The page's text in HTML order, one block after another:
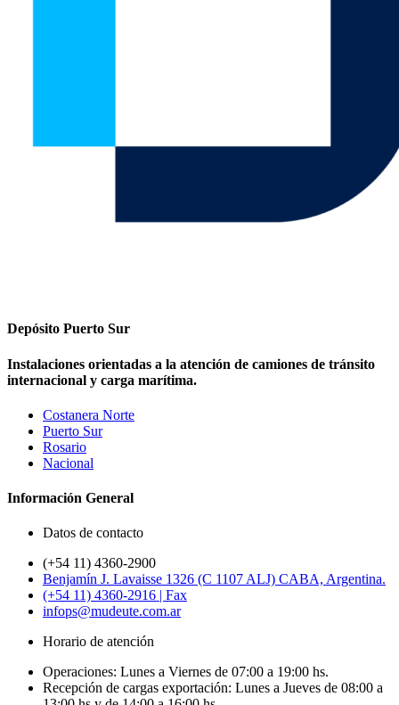
Depósito Puerto Sur
Instalaciones orientadas a la atención de camiones de tránsito
internacional y carga marítima.
Costanera Norte
Puerto Sur
Rosario
Nacional
Información General
Datos de contacto
(+54 11) 4360-2900
Benjamín J. Lavaisse 1326 (C 1107 ALJ) CABA, Argentina.
(+54 11) 4360-2916 | Fax
infops@mudeute.com.ar
Horario de atención​
Operaciones: Lunes a Viernes de 07:00 a 19:00 hs.
Recepción de cargas exportación: Lunes a Jueves de 08:00 a